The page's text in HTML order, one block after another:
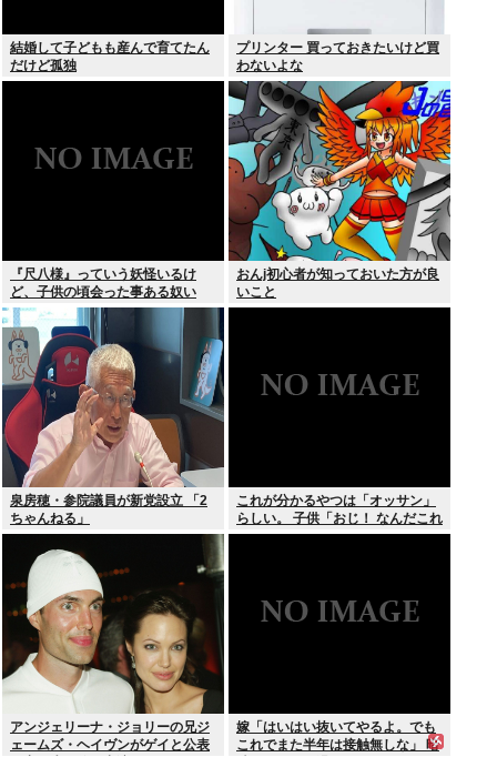
結婚して子どもも産んで育てたん
だけど孤独
プリンター 買っておきたいけど買
わないよな
『尺八様』っていう妖怪いるけ
ど、子供の頃会った事ある奴い
る？？
おんj初心者が知っておいた方が良
いこと
泉房穂・参院議員が新党設立 「2
ちゃんねる」
これが分かるやつは「オッサン」
らしい。 子供「おじ！ なんだこれ
は！」
アンジェリーナ・ジョリーの兄ジ
ェームズ・ヘイヴンがゲイと公表
嫁「はいはい抜いてやるよ。でも
これでまた半年は接触無しな」 暗